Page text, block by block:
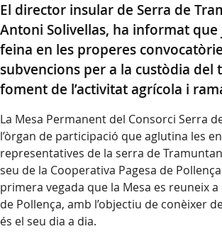
El director insular de Serra de
Antoni Solivellas, ha informat que
feina en les properes
subvencions per a la custòdia
foment de l’activitat agrícola i
La Mesa Permanent del Consorci Serra
l’òrgan de participació que aglutina les
representatives de la serra de
seu de la Cooperativa Pagesa de
primera vegada que la Mesa es reuneix a
de Pollença, amb l’objectiu de conèixer
és el seu dia a dia.